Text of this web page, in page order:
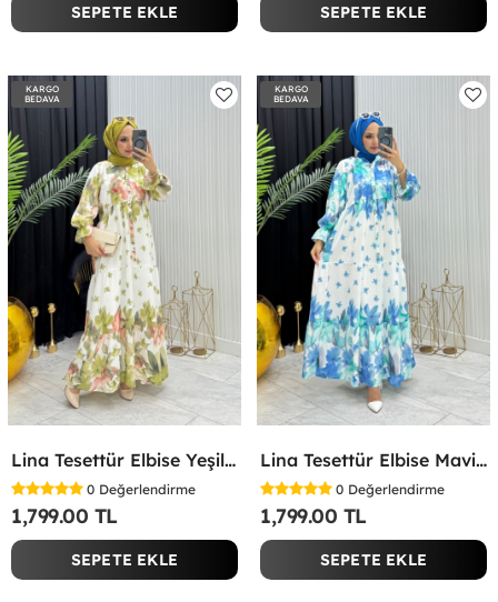
SEPETE EKLE SEPETE EKLE
KARGO
BEDAVA
Lina Tesettür Elbise Yeşil Yeşil
0 Değerlendirme
1,799.00 TL
SEPETE EKLE
KARGO
BEDAVA
Lina Tesettür Elbise Mavi Mavi
0 Değerlendirme
1,799.00 TL
SEPETE EKLE